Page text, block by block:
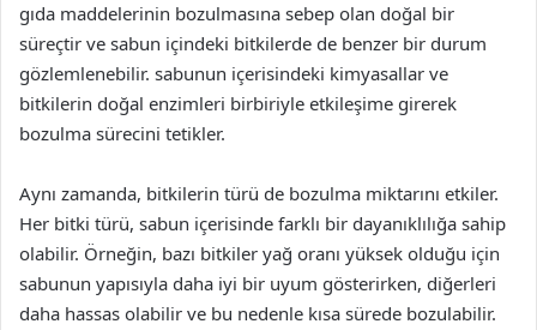
gıda maddelerinin bozulmasına sebep olan doğal bir
süreçtir ve sabun içindeki bitkilerde de benzer bir durum
gözlemlenebilir. sabunun içerisindeki kimyasallar ve
bitkilerin doğal enzimleri birbiriyle etkileşime girerek
bozulma sürecini tetikler.
Aynı zamanda, bitkilerin türü de bozulma miktarını etkiler.
Her bitki türü, sabun içerisinde farklı bir dayanıklılığa sahip
olabilir. Örneğin, bazı bitkiler yağ oranı yüksek olduğu için
sabunun yapısıyla daha iyi bir uyum gösterirken, diğerleri
daha hassas olabilir ve bu nedenle kısa sürede bozulabilir.